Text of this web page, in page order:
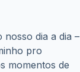
dia a dia –
pro
momentos de